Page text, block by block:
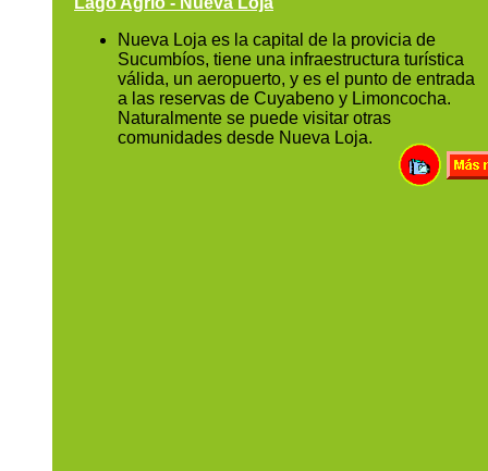
Nueva Loja es la capital de la provicia de
Sucumbíos, tiene una infraestructura turística
válida, un aeropuerto, y es el punto de entrada
a las reservas de Cuyabeno y Limoncocha.
Naturalmente se puede visitar otras
comunidades desde Nueva Loja.